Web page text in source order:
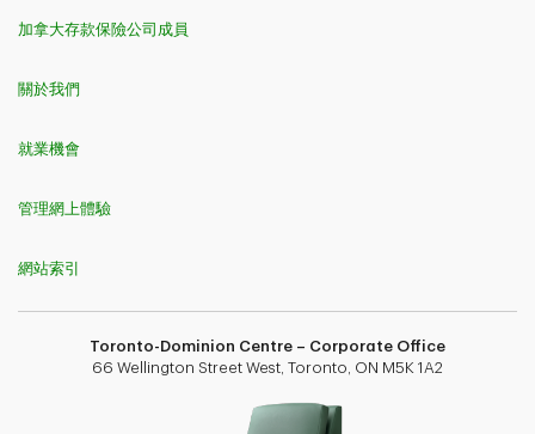
加拿大存款保險公司成員
關於我們
就業機會
管理網上體驗
網站索引
Toronto-Dominion Centre – Corporate Office
66 Wellington Street West, Toronto, ON M5K 1A2